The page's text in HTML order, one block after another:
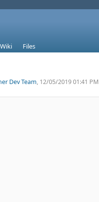
Wiki Files
Dev Team, 12/05/2019 01:41 PM